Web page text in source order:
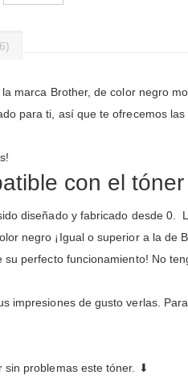
marca Brother, de color negro
para ti, así que te ofrecemos las
con el
diseñado y fabricado desde 0.
negro ¡Igual o superior a la de
su perfecto funcionamiento! No
impresiones de gusto verlas.
problemas este tóner. ⬇
6